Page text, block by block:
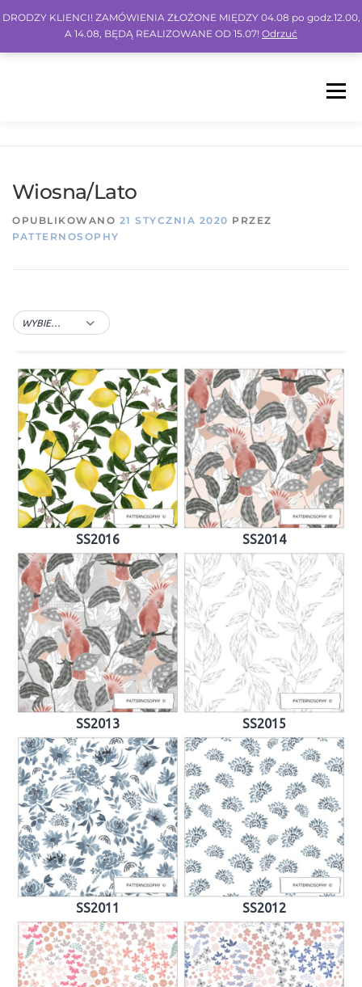
Menu
Wiosna/Lato
OPUBLIKOWANO 21 STYCZNIA 2020 PRZEZ
PATTERNOSOPHY
WYBIERZ ZNACZNIK
SS2016 SS2014
SS2013 SS2015
SS2011 SS2012
DRODZY KLIENCI! ZAMÓWIENIA ZŁOŻONE MIĘDZY 04.08 po godz.12.00,
A 14.08, BĘDĄ REALIZOWANE OD 15.07! Odrzuć